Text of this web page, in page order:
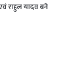
राहुल यादव बने